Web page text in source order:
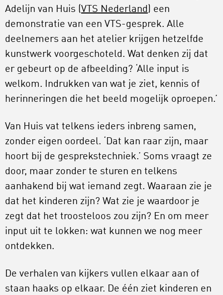
Adelijn van Huis (VTS Nederland ) een
demonstratie van een VTS-gesprek. Alle
deelnemers aan het atelier krijgen hetzelfde
kunstwerk voorgeschoteld. Wat denken zij dat
er gebeurt op de afbeelding? ‘Alle input is
welkom. Indrukken van wat je ziet, kennis of
herinneringen die het beeld mogelijk oproepen.’
Van Huis vat telkens ieders inbreng samen,
zonder eigen oordeel. ‘Dat kan raar zijn, maar
hoort bij de gesprekstechniek.’ Soms vraagt ze
door, maar zonder te sturen en telkens
aanhakend bij wat iemand zegt. Waaraan zie je
dat het kinderen zijn? Wat zie je waardoor je
zegt dat het troosteloos zou zijn? En om meer
input uit te lokken: wat kunnen we nog meer
ontdekken.
De verhalen van kijkers vullen elkaar aan of
staan haaks op elkaar. De één ziet kinderen en